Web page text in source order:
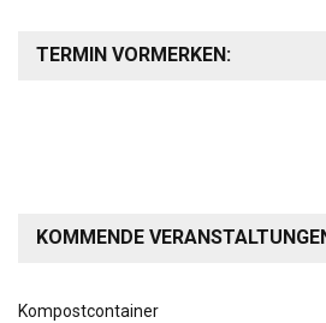
TERMIN VORMERKEN:
KOMMENDE
Kompostcontainer